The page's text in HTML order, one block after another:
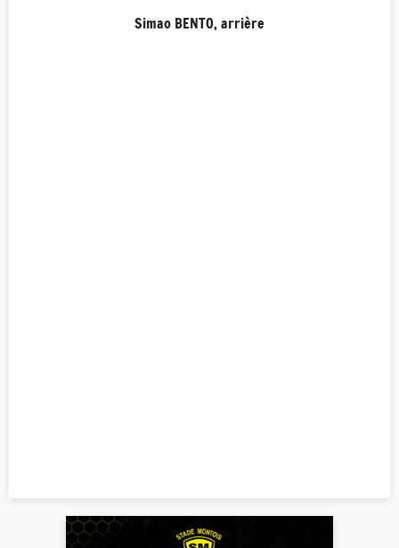
Simao BENTO, arrière